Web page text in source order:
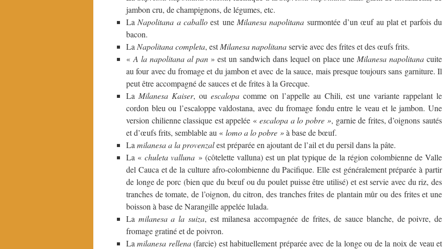
jambon cru, de champignons, de légumes, etc.
La Napolitana a caballoest une Milanesa napolitana surmontée d’un œuf au plat et parfois du
bacon.
La Napolitana completa, estMilanesa napolitanaservie avec des frites et des œufs frits.
« A la napolitana al pan » est un sandwich dans lequel on place une Milanesa napolitana cuite
au four avec du fromage et du jambon et avec de la sauce, mais presque toujours sans garniture. Il
peut être accompagné de sauces et de frites à la Grecque.
La Milanesa Kaiser, ou escalopa comme on l’appelle au Chili, est une variante rappelant le
cordon bleu ou l’escaloppe valdostana, avec du fromage fondu entre le veau et le jambon. Une
version chilienne classique est appelée «escalopa a lo pobre », garnie de frites, d’oignons sautés
et d’œufs frits, semblable au « lomo a lo pobre »à base de bœuf.
La milanesa a la provenzalest préparée en ajoutant de l’ail et du persil dans la pâte.
La «chuleta valluna » (côtelette valluna) est un plat typique de la région colombienne de Valle
del Cauca et de la culture afro-colombienne du Pacifique. Elle est généralement préparée à partir
de longe de porc (bien que du bœuf ou du poulet puisse être utilisé) et est servie avec du riz, des
tranches de tomate, de l’oignon, du citron, des tranches frites de plantain mûr ou des frites et une
boisson à base de Narangille appelée lulada.
La milanesa a la suiza, est milanesa accompagnée de frites, de sauce blanche, de poivre, de
fromage gratiné et de poivron.
Lamilanesa rellena(farcie) est habituellement préparée avec de la longe ou de la noix de veau et